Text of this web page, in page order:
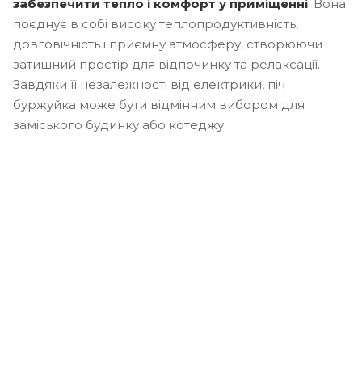
забезпечити тепло і комфорт у приміщенні. Вона
поєднує в собі високу теплопродуктивність,
довговічність і приємну атмосферу, створюючи
затишний простір для відпочинку та релаксації.
Завдяки її незалежності від електрики, піч
буржуйка може бути відмінним вибором для
заміського будинку або котеджу.